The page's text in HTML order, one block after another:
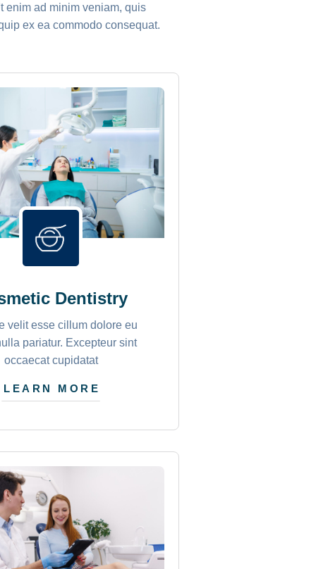
enim ad minim veniam, quis
ex ea commodo consequat.
Dentistry
velit esse cillum dolore eu
pariatur. Excepteur sint
occaecat cupidatat
LEARN MORE